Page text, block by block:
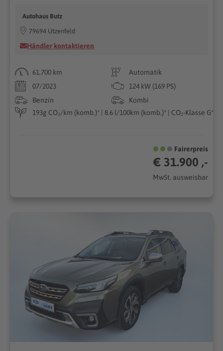
Autohaus Butz
79694 Utzenfeld
Händler kontaktieren
61.700 km
Automatik
07/2023
124 kW (169 PS)
Benzin
Kombi
193g CO₂/km (komb.)* | 8.6 l/100km (komb.)* | CO₂-Klasse G*
Fairerpreis
€ 31.900 ,-
MwSt. ausweisbar